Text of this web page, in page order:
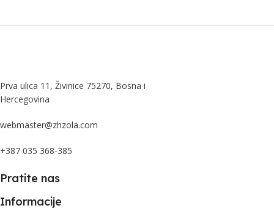
Prva ulica 11, Živinice 75270, Bosna i
Hercegovina
webmaster@zhzola.com
+387 035 368-385
Pratite nas
Informacije